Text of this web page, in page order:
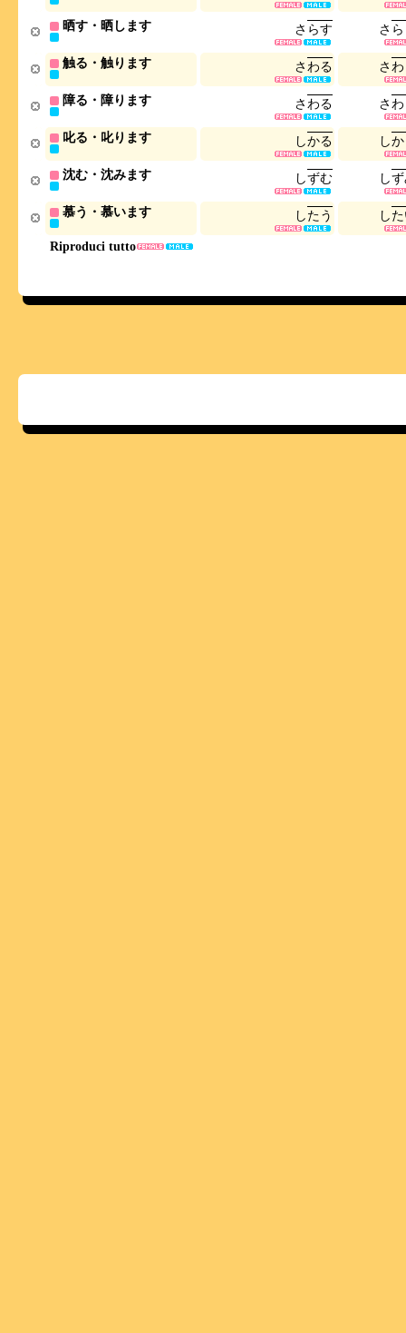
Riproduci tutto
晒す・晒します さ らす さ ら
触る・触ります さ わる さ わ
障る・障ります さ わる さ わ
叱る・叱ります しかる しか
沈む・沈みます しずむ しず
慕う・慕います したう した